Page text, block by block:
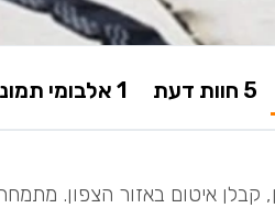
5 חוות דעת 1 אלבומי תמונות
קבלן איטום באזור הצפון.